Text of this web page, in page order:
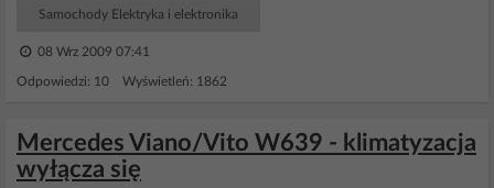
Samochody Elektryka i elektronika
08 Wrz 2009 07:41
Odpowiedzi: 10 Wyświetleń: 1862
Mercedes Viano/Vito W639 - klimatyzacja
wyłącza się